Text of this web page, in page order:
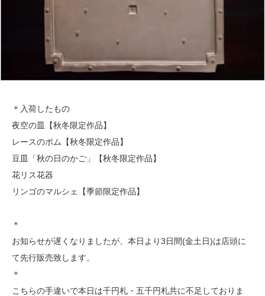
＊入荷したもの
夜空の皿【秋冬限定作品】
レースのポム【秋冬限定作品】
豆皿「秋の日のかご」【秋冬限定作品】
花リス花器
リンゴのマルシェ【季節限定作品】
＊
お知らせが遅くなりましたが、本日より3日間(金土日)は店頭に
て先行販売致します。
＊
こちらの手違いで本日は千円札・五千円札共に不足しておりま